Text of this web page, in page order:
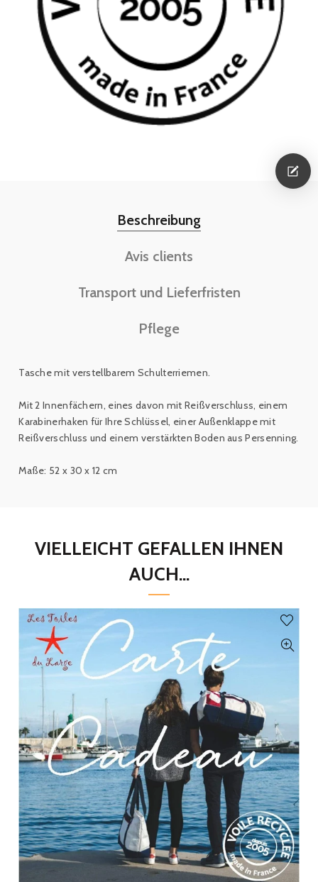
Beschreibung
Avis clients
Transport und Lieferfristen
Pflege
Tasche mit verstellbarem Schulterriemen.
Mit 2 Innenfächern, eines davon mit Reißverschluss, einem
Karabinerhaken für Ihre Schlüssel, einer Außenklappe mit
Reißverschluss und einem verstärkten Boden aus Persenning.
Maße: 52 x 30 x 12 cm
VIELLEICHT GEFALLEN IHNEN
AUCH...